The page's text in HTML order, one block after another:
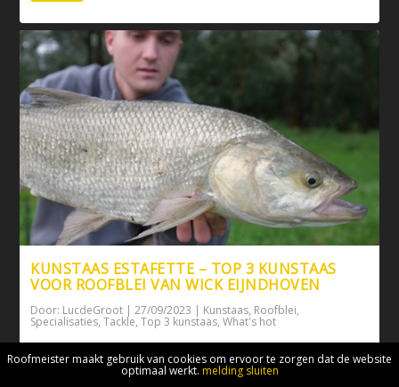
KUNSTAAS ESTAFETTE – TOP 3 KUNSTAAS
VOOR ROOFBLEI VAN WICK EIJNDHOVEN
Door: LucdeGroot |27/09/2023 | Kunstaas, Roofblei,
Specialisaties,Tackle,Top 3 kunstaas,What's hot
In deze rubriek dreunt steeds iemand zijn top 3 kunstaas
op voor baars, snoek en snoekbaars. ...
Roofmeister maakt gebruik van cookies om ervoor te zorgen dat de website
optimaal werkt. melding sluiten